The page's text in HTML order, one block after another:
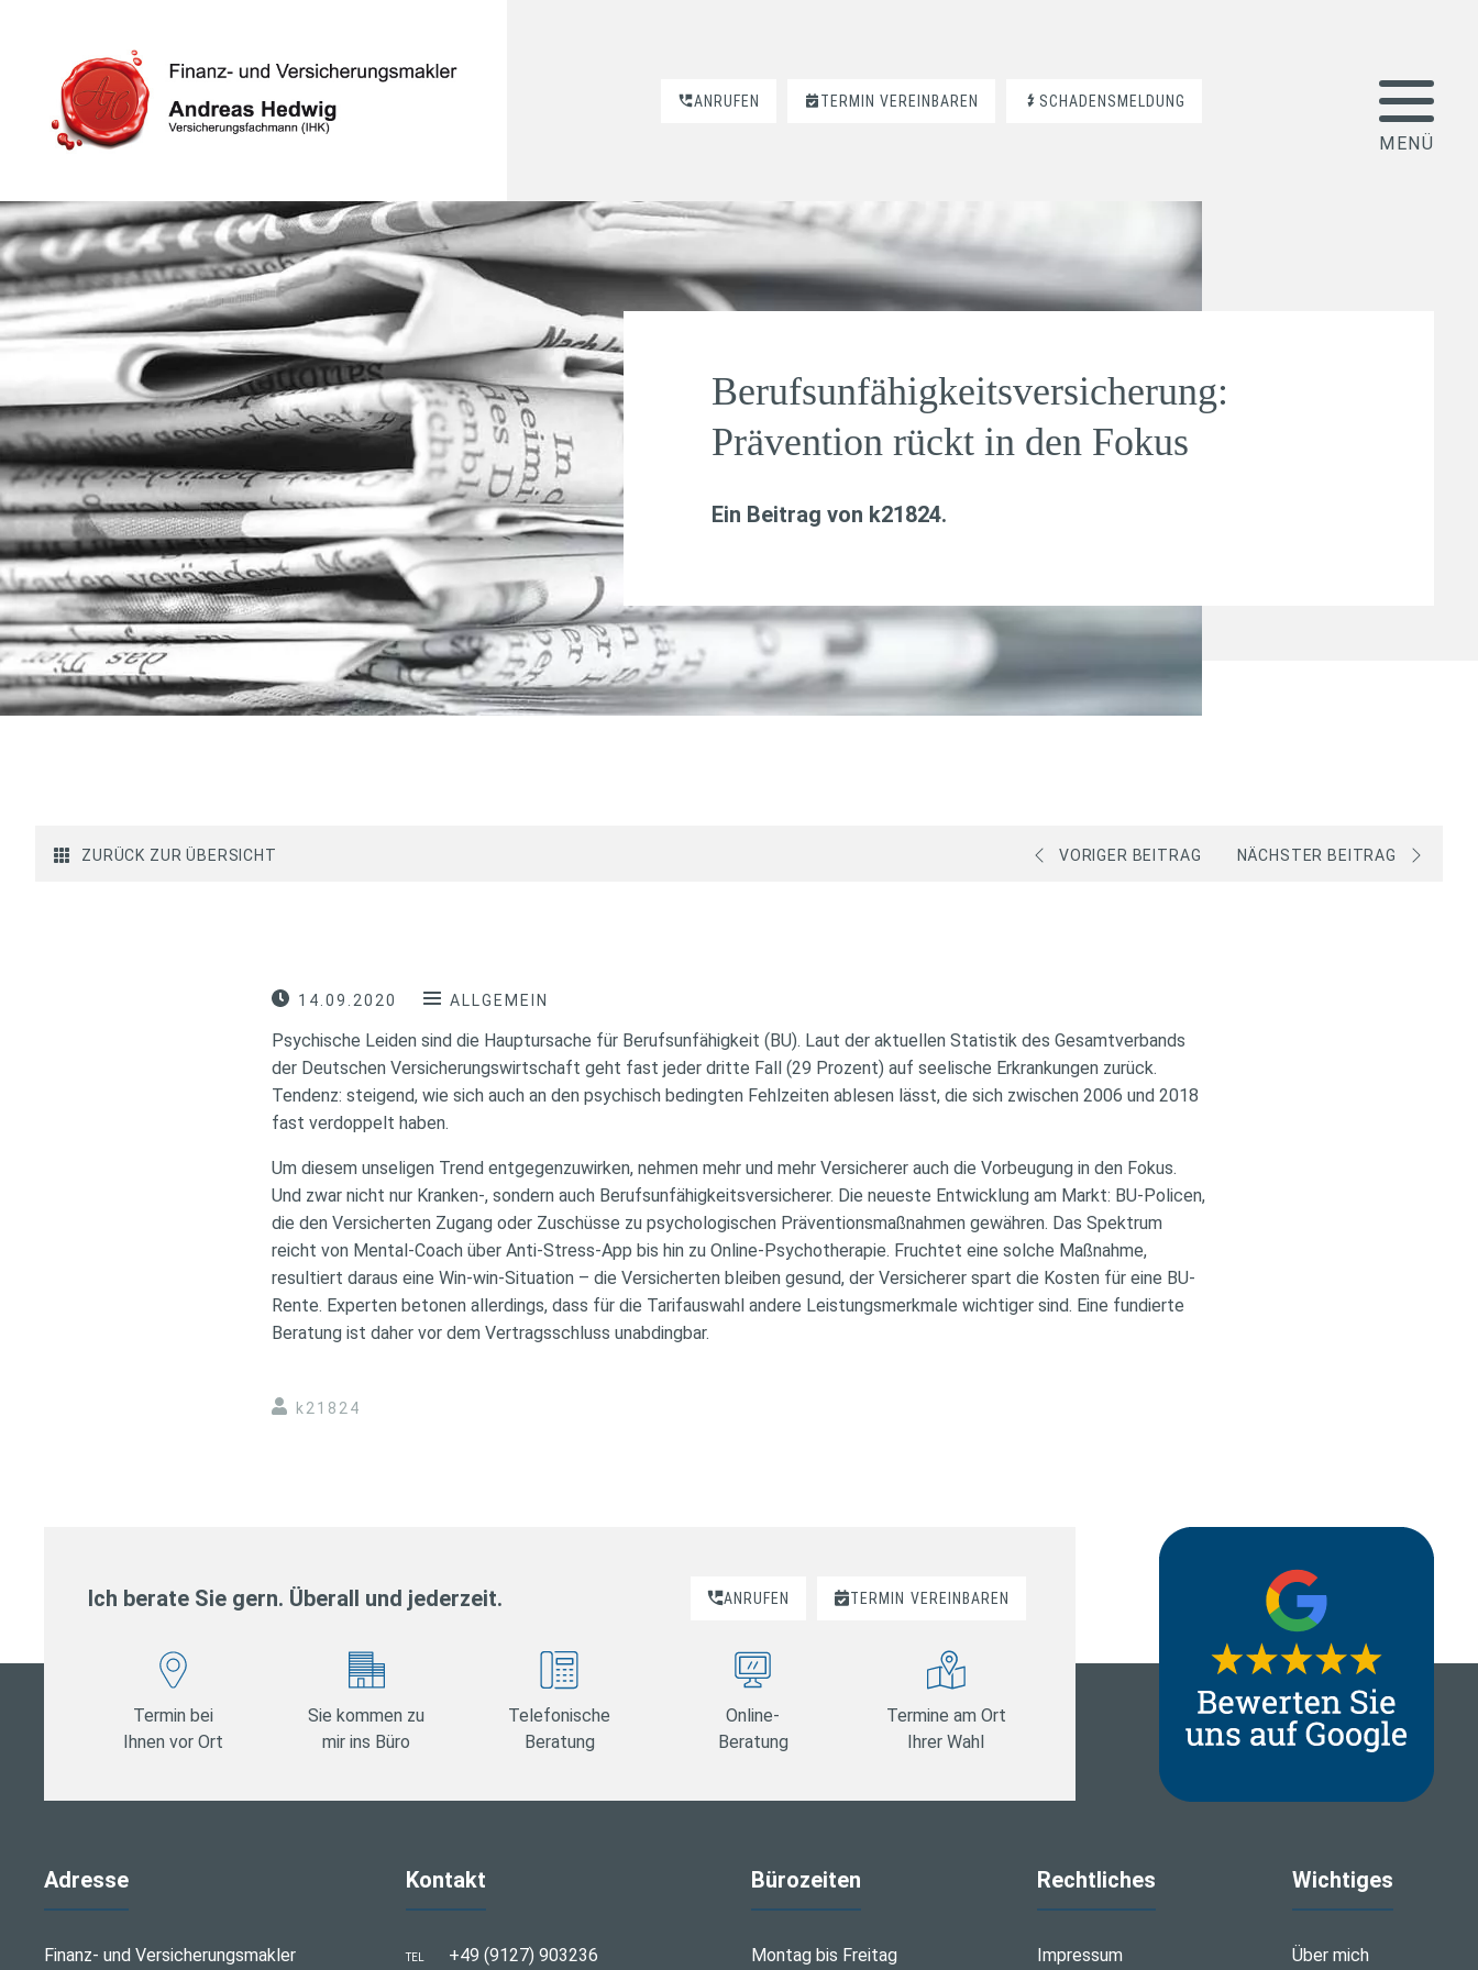
ANRUFEN TERMIN VEREINBAREN SCHADENSMELDUNG
Berufsunfähigkeitsversicherung:
Prävention rückt in den Fokus
Ein Beitrag von k21824.
ZURÜCK ZUR ÜBERSICHT VORIGER BEITRAG NÄCHSTER BEITRAG
14.09.2020 ALLGEMEIN
Psychische Leiden sind die Hauptursache für Berufsunfähigkeit (BU). Laut der aktuellen Statistik des Gesamtverbands
der Deutschen Versicherungswirtschaft geht fast jeder dritte Fall (29 Prozent) auf seelische Erkrankungen zurück.
Tendenz: steigend, wie sich auch an den psychisch bedingten Fehlzeiten ablesen lässt, die sich zwischen 2006 und 2018
fast verdoppelt haben.
Um diesem unseligen Trend entgegenzuwirken, nehmen mehr und mehr Versicherer auch die Vorbeugung in den Fokus.
Und zwar nicht nur Kranken-, sondern auch Berufsunfähigkeitsversicherer. Die neueste Entwicklung am Markt: BU-Policen,
die den Versicherten Zugang oder Zuschüsse zu psychologischen Präventionsmaßnahmen gewähren. Das Spektrum
reicht von Mental-Coach über Anti-Stress-App bis hin zu Online-Psychotherapie. Fruchtet eine solche Maßnahme,
resultiert daraus eine Win-win-Situation – die Versicherten bleiben gesund, der Versicherer spart die Kosten für eine BU-
Rente. Experten betonen allerdings, dass für die Tarifauswahl andere Leistungsmerkmale wichtiger sind. Eine fundierte
Beratung ist daher vor dem Vertragsschluss unabdingbar.
k21824
Ich berate Sie gern. Überall und jederzeit. ANRUFEN TERMIN VEREINBAREN
Termin bei
Ihnen vor Ort
Sie kommen zu
mir ins Büro
Telefonische
Beratung
Online-
Beratung
Termine am Ort
Ihrer Wahl
Adresse
Finanz- und Versicherungsmakler
Kontakt
TEL +49 (9127) 903236
Bürozeiten
Montag bis Freitag
Rechtliches
Impressum
Wichtiges
Über mich